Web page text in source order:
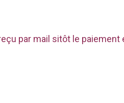
par mail sitôt le paiement